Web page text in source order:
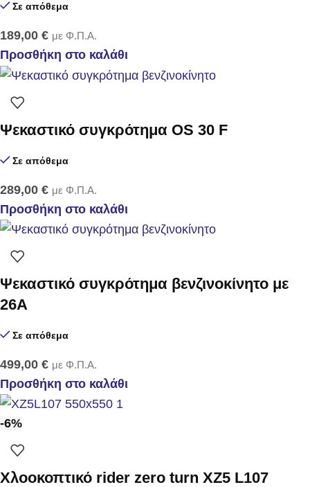
Σε απόθεμα
189,00 € με Φ.Π.Α.
Προσθήκη στο καλάθι
Ψεκαστικό συγκρότημα OS 30 F
Σε απόθεμα
289,00 € με Φ.Π.Α.
Προσθήκη στο καλάθι
Ψεκαστικό συγκρότημα βενζινοκίνητο με
26Α
Σε απόθεμα
499,00 € με Φ.Π.Α.
Προσθήκη στο καλάθι
-6%
Χλοοκοπτικό rider zero turn XZ5 L107